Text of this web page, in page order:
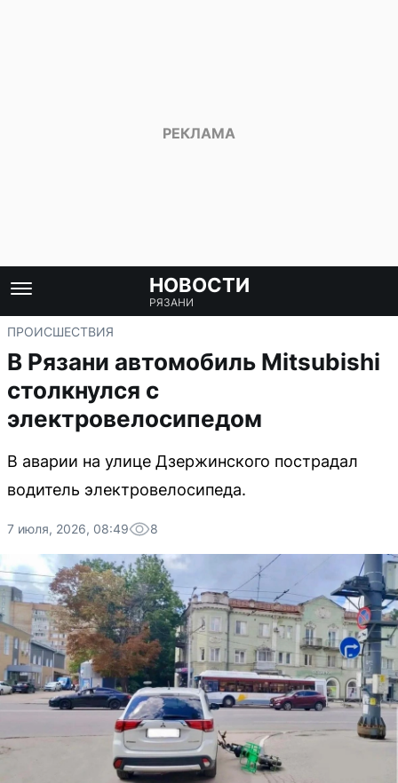
НОВОСТИ
РЯЗАНИ
ПРОИСШЕСТВИЯ
В Рязани автомобиль Mitsubishi
столкнулся с
электровелосипедом
В аварии на улице Дзержинского пострадал
водитель электровелосипеда.
7 июля, 2026, 08:49 8